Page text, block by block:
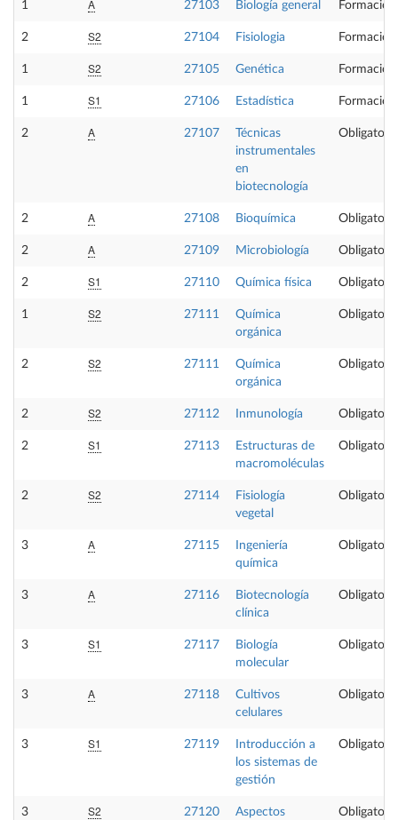
1 A 27103 Biología general
2 S2 27104 Fisiologia
1 S2 27105 Genética
1 S1 27106 Estadística
2 A 27107
Técnicas
instrumentales
en
biotecnología
Obligatoria
2 A 27108 Bioquímica Obligatoria
2 A 27109 Microbiología Obligatoria
2 S1 27110 Química física Obligatoria
1 S2 27111
Química
orgánica
Obligatoria
2 S2 27111
Química
orgánica
Obligatoria
2 S2 27112 Inmunología Obligatoria
2 S1 27113
Estructuras de
macromoléculas
Obligatoria
2 S2 27114
Fisiología
vegetal
Obligatoria
3 A 27115
Ingeniería
química
Obligatoria
3 A 27116
Biotecnología
clínica
Obligatoria
3 S1 27117
Biología
molecular
Obligatoria
3 A 27118
Cultivos
celulares
Obligatoria
3 S1 27119
Introducción a
los sistemas de
gestión
Obligatoria
3 S2 27120 Aspectos Obligatoria